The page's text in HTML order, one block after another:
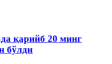
қарийб 20 минг
бўлди